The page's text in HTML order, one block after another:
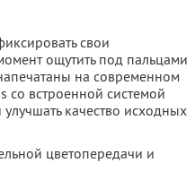
свои
ощутить под пальцами
на современном
встроенной системой
качество исходных
цветопередачи и